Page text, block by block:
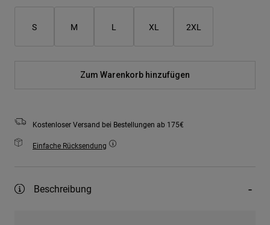
S M L XL 2XL
Zum Warenkorb hinzufügen
Kostenloser Versand bei Bestellungen ab 175€
Einfache Rücksendung
Beschreibung